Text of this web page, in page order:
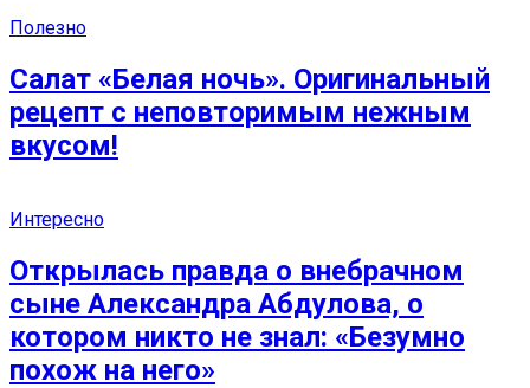
Полезно
Салат «Белая ночь». Оригинальный
рецепт с неповторимым нежным
вкусом!
Интересно
Открылась правда о внебрачном
сыне Александра Абдулова, о
котором никто не знал: «Безумно
похож на него»